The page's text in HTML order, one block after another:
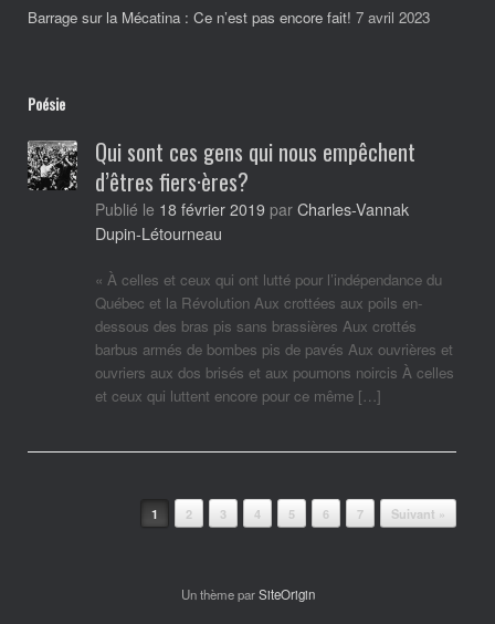
Barrage sur la Mécatina : Ce n’est pas encore fait! 7 avril 2023
Poésie
Qui sont ces gens qui nous empêchent
d’êtres fiers·ères?
Publié le 18 février 2019 par Charles-Vannak
Dupin-Létourneau
« À celles et ceux qui ont lutté pour l’indépendance du
Québec et la Révolution Aux crottées aux poils en-
dessous des bras pis sans brassières Aux crottés
barbus armés de bombes pis de pavés Aux ouvrières et
ouvriers aux dos brisés et aux poumons noircis À celles
et ceux qui luttent encore pour ce même […]
1 2 3 4 5 6 7 Suivant »
Un thème parSiteOrigin